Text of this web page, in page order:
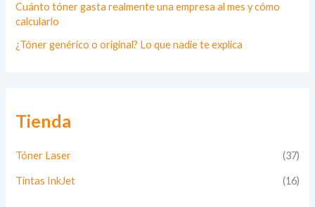
Cuánto tóner gasta realmente una empresa al mes y cómo
calcularlo
¿Tóner genérico o original? Lo que nadie te explica
Tienda
Tóner Laser (37)
Tintas InkJet (16)